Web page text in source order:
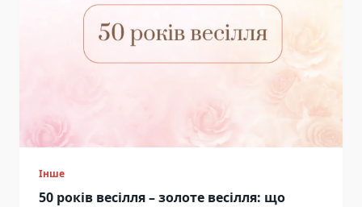
Інше
50 років весілля – золоте весілля: що